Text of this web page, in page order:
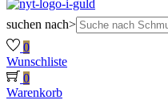
suchen nach>
0
Wunschliste
0
Warenkorb